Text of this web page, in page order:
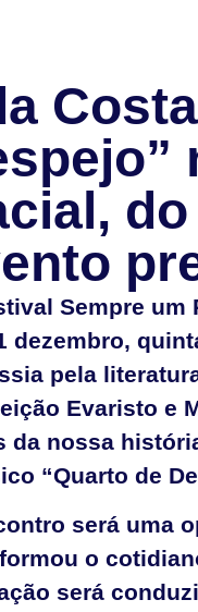
Sempre um
dezembro,
pela
Evaristo e
da nossa
“Quarto de
será uma
o
será